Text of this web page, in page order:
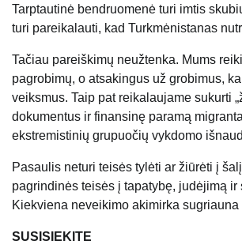
Tarptautinė bendruomenė turi imtis
turi pareikalauti, kad Turkmėnistanas
Tačiau pareiškimų neužtenka. Mums
pagrobimų, o atsakingus už grobimus,
veiksmus. Taip pat reikalaujame sukurti
dokumentus ir finansinę paramą
ekstremistinių grupuočių vykdomo
Pasaulis neturi teisės tylėti ar žiūrėti į
pagrindinės teisės į tapatybę, judėjimą
Kiekviena neveikimo akimirka
SUSISIEKITE